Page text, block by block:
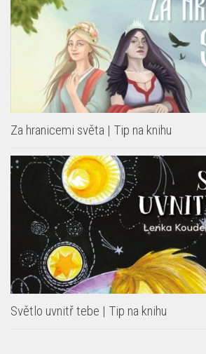
Za hranicemi světa | Tip na knihu
Světlo uvnitř tebe | Tip na knihu